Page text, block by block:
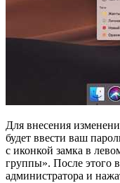
Для внесения
будет ввести ваш
с иконкой замка в
группы». После этого
администратора и